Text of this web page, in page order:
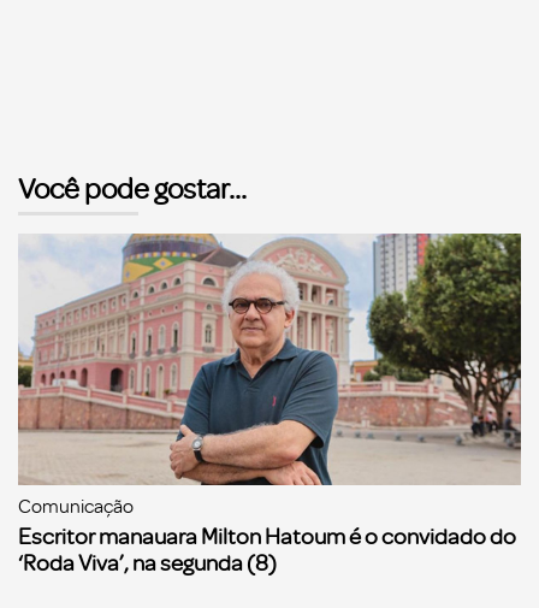
Você pode gostar...
Comunicação
Escritor manauara Milton Hatoum é o convidado do
‘Roda Viva’, na segunda (8)